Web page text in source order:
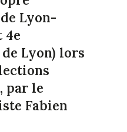
Lyon-
4e
Lyon) lors
par le
Fabien